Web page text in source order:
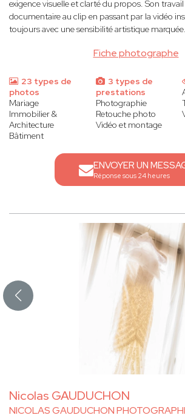
Fiche photographe
exigence visuelle et clarté du propos. Son travail
documentaire au clip en passant par la vidéo
toujours avec une sensibilité artistique marquée.
23 types de
photos
Mariage
Immobilier &
Architecture
Bâtiment
3 types de
prestations
Photographie
Retouche photo
Vidéo et montage
ENVOYER UN
Réponse sous 24 heures
Nicolas GAUDUCHON
NICOLAS GAUDUCHON